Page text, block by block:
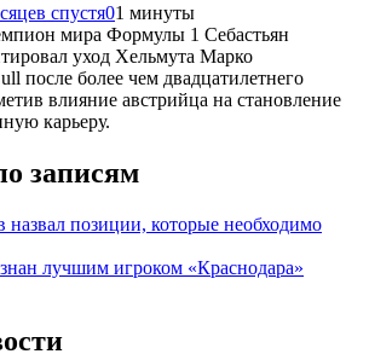
спустя01 минуты
мира Формулы 1 Себастьян
уход Хельмута Марко
после более чем двадцатилетнего
влияние австрийца на становление
карьеру.
записям
назвал позиции, которые необходимо
лучшим игроком «Краснодара»